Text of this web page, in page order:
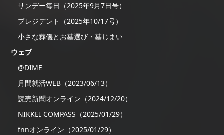
サンデー毎日（2025年9月7日号）
プレジデント（2025年10/17号）
小さな葬儀とお墓選び・墓じまい
ウェブ
@DIME
月間就活WEB（2023/06/13）
読売新聞オンライン（2024/12/20）
NIKKEI COMPASS（2025/01/29）
fnnオンライン（2025/01/29）